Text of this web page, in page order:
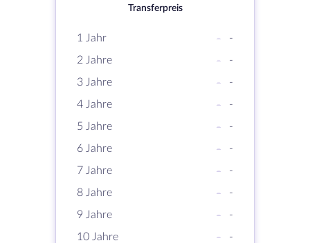
Transferpreis
1 Jahr -
-
2 Jahre
-
-
3 Jahre
-
-
4 Jahre
-
-
5 Jahre
-
-
6 Jahre
-
-
7 Jahre
-
-
8 Jahre
-
-
9 Jahre
-
-
10 Jahre
- -